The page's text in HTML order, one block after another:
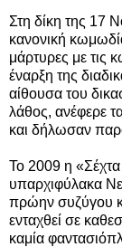
Στη δίκη της 17
κανονική
μάρτυρες με τις
έναρξη της
αίθουσα του
λάθος, ανέφερε
και δήλωσαν
Το 2009 η
υπαρχιφύλακα
πρώην συζύγου
ενταχθεί σε
καμία